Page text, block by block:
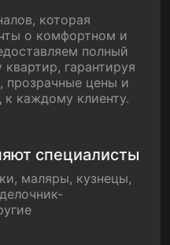
которая
о комфортном и
полный
гарантируя
прозрачные цены и
каждому клиенту.
специалисты
маляры, кузнецы,